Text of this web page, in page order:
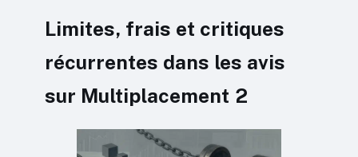
Limites, frais et critiques
récurrentes dans les avis
sur Multiplacement 2